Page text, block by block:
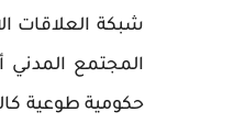
شبكة العلاقات
المجتمع المدني
حكومية طوعية